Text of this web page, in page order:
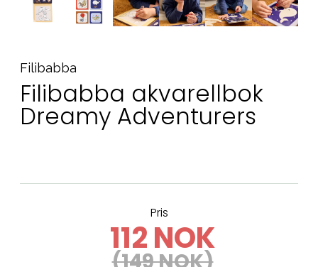
Filibabba
Filibabba akvarellbok
Dreamy Adventurers
Pris
112 NOK
Sol og bading Outlet
Veiledning